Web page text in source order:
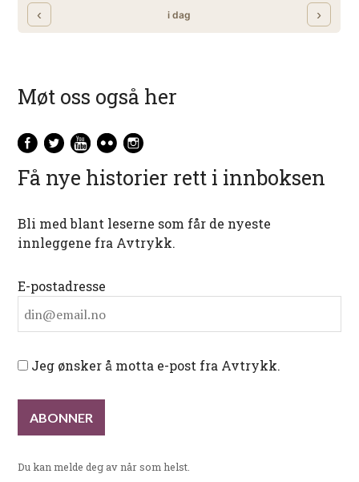
Møt oss også her
Få nye historier rett i innboksen
Bli med blant leserne som får de nyeste
innleggene fra Avtrykk.
E-postadresse
Jeg ønsker å motta e-post fra Avtrykk.
Du kan melde deg av når som helst.